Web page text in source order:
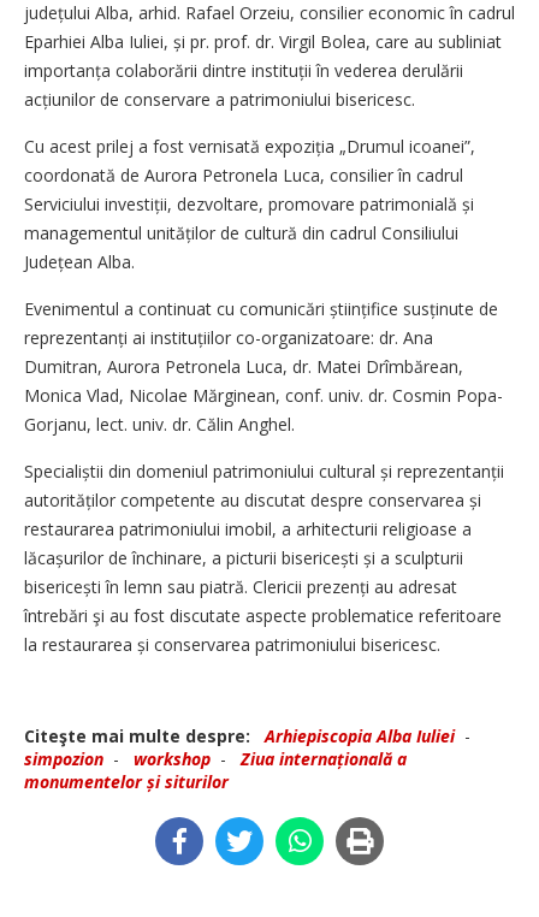
județului Alba, arhid. Rafael Orzeiu, consilier economic în cadrul
Eparhiei Alba Iuliei, și pr. prof. dr. Virgil Bolea, care au subliniat
importanța colaborării dintre instituții în vederea derulării
acțiunilor de conservare a patrimoniului bisericesc.
Cu acest prilej a fost vernisată expoziția „Drumul icoanei”,
coordonată de Aurora Petronela Luca, consilier în cadrul
Serviciului investiții, dezvoltare, promovare patrimonială și
managementul unităților de cultură din cadrul Consiliului
Județean Alba.
Evenimentul a continuat cu comunicări științifice susținute de
reprezentanți ai insti­tuțiilor co-organizatoare: dr. Ana
Dumitran, Aurora Petronela Luca, dr. Matei Drîmbărean,
Monica Vlad, Nicolae Mărginean, conf. univ. dr. Cosmin Popa-
Gorjanu, lect. univ. dr. Călin Anghel.
Specialiștii din domeniul patrimoniului cultural și reprezentanții
autorităților competente au discutat despre conservarea și
restaurarea patrimoniului imobil, a arhitecturii religioase a
lăcașurilor de închinare, a picturii bisericești și a sculpturii
bisericești în lemn sau piatră. Clericii prezenți au adresat
întrebări şi au fost discutate aspecte problematice referitoare
la restaurarea și conservarea patrimoniului bisericesc.
Citeşte mai multe despre: Arhiepiscopia Alba Iuliei-
simpozion - workshop -Ziua internațională a
monumentelor și siturilor